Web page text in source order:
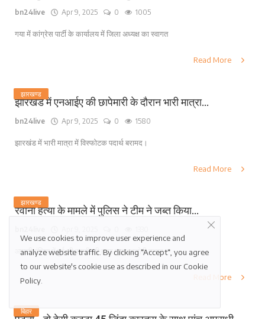
bn24live Apr 9, 2025 0 1005
गया में कांग्रेस पार्टी के कार्यालय में जिला अध्यक्ष का स्वागत
Read More
झारखण्ड
झारखंड में एनआईए की छापेमारी के दौरान भारी मात्रा...
bn24live Apr 9, 2025 0 1580
झारखंड में भारी मात्रा में विस्फोटक पदार्थ बरामद।
Read More
झारखण्ड
रवानी हत्या के मामले में पुलिस ने टीम ने जब्त किया...
आपसी रंजिश में हुई थी रवानी की हत्या मुख्य आरोपी फरार
Read More
बिहार
We use cookies to improve user experience and
analyze website traffic. By clicking “Accept“, you agree
to our website's cookie use as described in our Cookie
Policy